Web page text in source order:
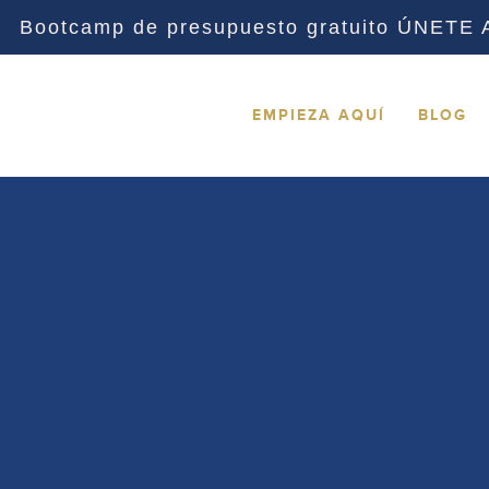
Bootcamp de presupuesto gratuito ÚNETE
EMPIEZA AQUÍ BLOG